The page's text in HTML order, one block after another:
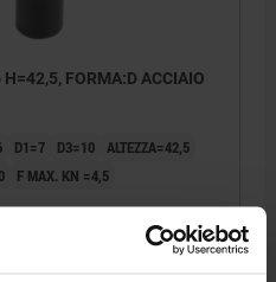
FORMA:D ACCIAIO
D1=7 D3=10 ALTEZZA=42,5
F MAX. KN =4,5